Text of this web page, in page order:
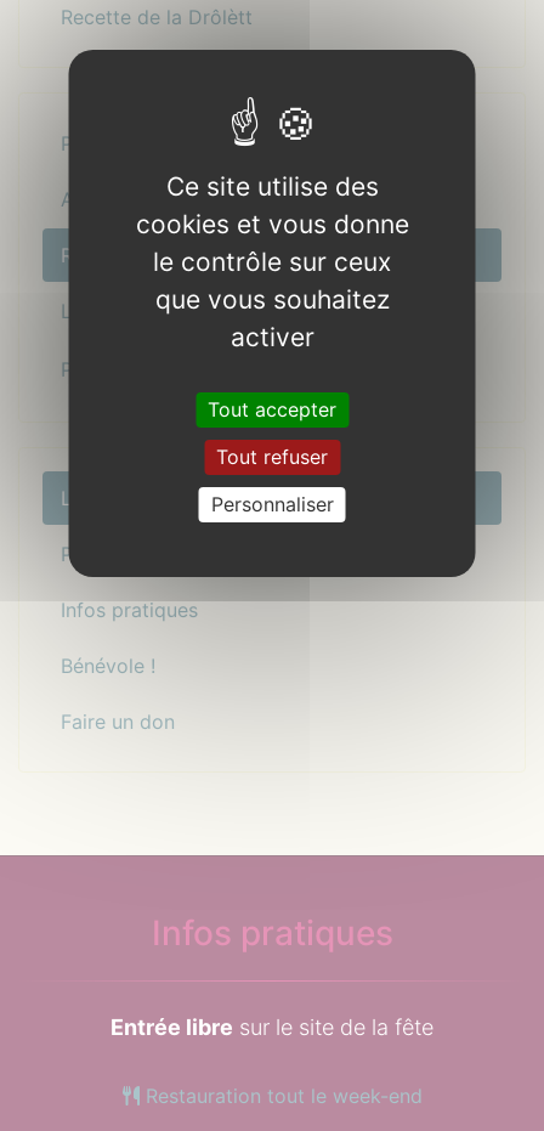
Recette de la Drôlètt
Présentation
Actualité
Recettes
Le coin nostalgie
Partenaires
La fête
Programmation
Infos pratiques
Bénévole !
Faire un don
Infos pratiques
Entrée libre sur le site de la fête
Restauration tout le week-end
Ce site utilise des
cookies et vous donne
le contrôle sur ceux
que vous souhaitez
activer
Tout accepter
Tout refuser
Personnaliser